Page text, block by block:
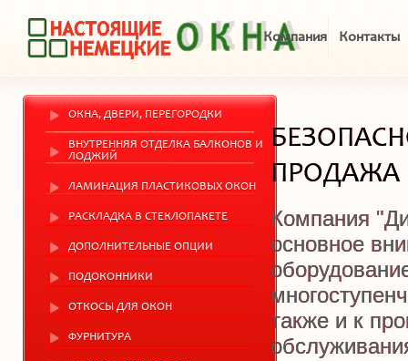
Компания Контакты
ОКНА, ДВЕРИ, ПЕРЕГОРОДКИ
ВНУТРЕННЯЯ ОТДЕЛКА БАЛКОНОВ И
ЛОДЖИЙ
ЛАМИНАЦИЯ ПЛАСТИКОВЫХ ОКОН
РАСКЛАДКА В СТЕКЛОПАКЕТЕ
ДОПОЛНИТЕЛЬНЫЕ ОПЦИИ
ПОДОКОННИКИ
ОТКОСЫ ДЛЯ ОКОН
ФУРНИТУРА
ПРОДАЖА
Компания
основное
также и к